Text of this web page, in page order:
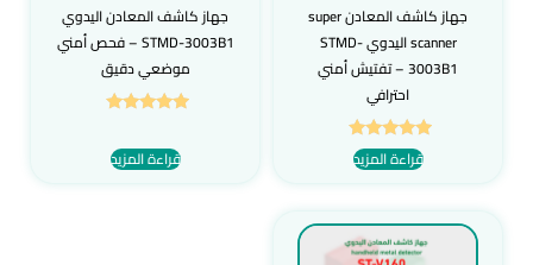
جهاز كاشف المعادن super
scanner اليدوي STMD-
3003B1 – تفتيش أمني
احترافي
تم التقييم
5.00
قراءة المزيد
جهاز كاشف المعادن اليدوي
STMD-3003B1 – فحص أمني
موضعي دقيق
من 5
قراءة المزيد